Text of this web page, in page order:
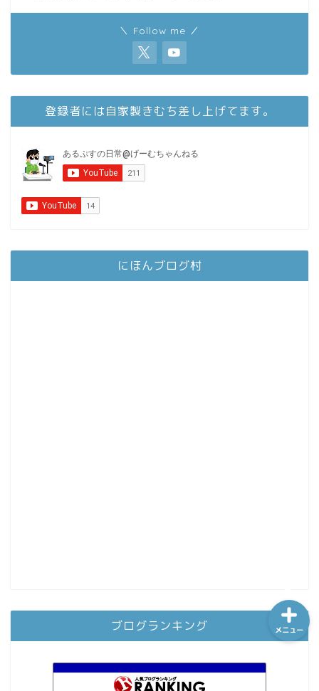
＼ Follow me ／
登録者には自家製きむち差し上げてます。
にほんブログ村
ブログランキング メニュー